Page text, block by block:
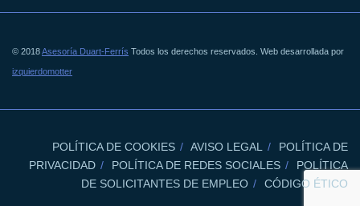
© 2018Asesoría Duart-Ferrís Todos los derechos reservados. Web desarrollada por
izquierdomotter
POLÍTICA DE COOKIES AVISO LEGAL
POLÍTICA DE
PRIVACIDAD
POLÍTICA DE REDES SOCIALES
POLÍTICA
DE SOLICITANTES DE EMPLEO
CÓDIGO ÉTICO